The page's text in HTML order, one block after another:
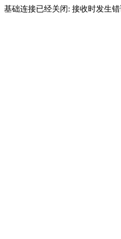
基础连接已经关闭: 接收时发生错